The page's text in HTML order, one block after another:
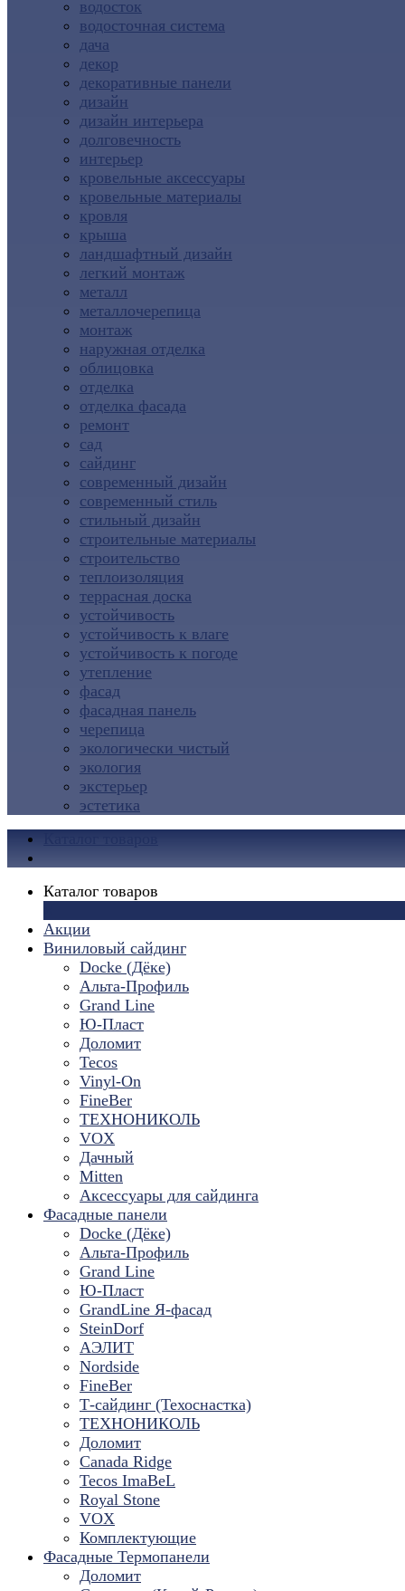
водосток
водосточная система
дача
декор
декоративные панели
дизайн
дизайн интерьера
долговечность
интерьер
кровельные аксессуары
кровельные материалы
кровля
крыша
ландшафтный дизайн
легкий монтаж
металл
металлочерепица
монтаж
наружная отделка
облицовка
отделка
отделка фасада
ремонт
сад
сайдинг
современный дизайн
современный стиль
стильный дизайн
строительные материалы
строительство
теплоизоляция
террасная доска
устойчивость
устойчивость к влаге
устойчивость к погоде
утепление
фасад
фасадная панель
черепица
экологически чистый
экология
экстерьер
эстетика
Каталог товаров
Акции
Виниловый сайдинг
Docke (Дёке)
Альта-Профиль
Grand Line
Ю-Пласт
Доломит
Tecos
Vinyl-On
FineBer
ТЕХНОНИКОЛЬ
VOX
Дачный
Mitten
Аксессуары для сайдинга
Фасадные панели
Docke (Дёке)
Альта-Профиль
Grand Line
Ю-Пласт
GrandLine Я-фасад
SteinDorf
АЭЛИТ
Nordside
FineBer
Т-сайдинг (Техоснастка)
ТЕХНОНИКОЛЬ
Доломит
Canada Ridge
Tecos ImaBeL
Royal Stone
VOX
Комплектующие
Фасадные Термопанели
Доломит